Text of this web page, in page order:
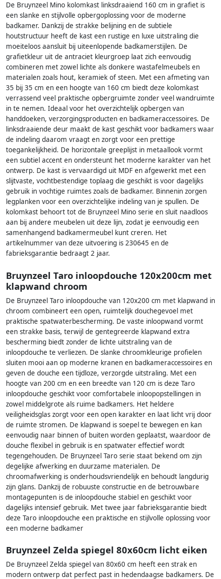
De Bruynzeel Mino kolomkast linksdraaiend 160 cm in grafiet is
een slanke en stijlvolle opbergoplossing voor de moderne
badkamer. Dankzij de strakke belijning en de subtiele
houtstructuur heeft de kast een rustige en luxe uitstraling die
moeiteloos aansluit bij uiteenlopende badkamerstijlen. De
grafietkleur uit de antraciet kleurgroep laat zich eenvoudig
combineren met zowel lichte als donkere wastafelmeubels en
materialen zoals hout, keramiek of steen. Met een afmeting van
35 bij 35 cm en een hoogte van 160 cm biedt deze kolomkast
verrassend veel praktische opbergruimte zonder veel wandruimte
in te nemen. Ideaal voor het overzichtelijk opbergen van
handdoeken, verzorgingsproducten en badkameraccessoires. De
linksdraaiende deur maakt de kast geschikt voor badkamers waar
de indeling daarom vraagt en zorgt voor een prettige
toegankelijkheid. De horizontale greeplijst in metaallook vormt
een subtiel accent en ondersteunt het moderne karakter van het
ontwerp. De kast is vervaardigd uit MDF en afgewerkt met een
slijtvaste, vochtbestendige toplaag die geschikt is voor dagelijks
gebruik in vochtige ruimtes zoals de badkamer. Binnenin zorgen
legplanken voor een overzichtelijke indeling van je spullen. De
kolomkast behoort tot de Bruynzeel Mino serie en sluit naadloos
aan bij andere meubelen uit deze lijn, zodat je eenvoudig een
samenhangend badkamermeubel kunt creren. Het
artikelnummer van deze uitvoering is 230645 en de
fabrieksgarantie bedraagt 2 jaar.
Bruynzeel Taro inloopdouche 120x200cm met
klapwand chroom
De Bruynzeel Taro inloopdouche van 120x200 cm met klapwand in
chroom combineert een open, ruimtelijk douchegevoel met
praktische spatwaterbescherming. De vaste inloopwand vormt
een strakke basis, terwijl de gentegreerde klapwand extra
bescherming biedt zonder de lichte uitstraling van de
inloopdouche te verliezen. De slanke chroomkleurige profielen
sluiten mooi aan op moderne kranen en badkameraccessoires en
geven de douche een tijdloze, verzorgde uitstraling. Met een
hoogte van 200 cm en een breedte van 120 cm is deze Taro
inloopdouche geschikt voor comfortabele inloopopstellingen in
zowel middelgrote als ruime badkamers. Het heldere
veiligheidsglas zorgt voor een open karakter en laat licht vrij door
de ruimte stromen. De klapwand is soepel te bewegen en kan
eenvoudig naar binnen of buiten worden geplaatst, waardoor de
douche flexibel in gebruik is en spatwater effectief wordt
tegengehouden. De Bruynzeel Taro serie staat bekend om zijn
degelijke afwerking en duurzame materialen. De
chroomafwerking is onderhoudsvriendelijk en behoudt langdurig
zijn glans. Dankzij de robuuste constructie en de betrouwbare
montagepunten is de inloopdouche stabiel en geschikt voor
dagelijks intensief gebruik. Met twee jaar fabrieksgarantie biedt
deze Taro inloopdouche een praktische en stijlvolle oplossing voor
een moderne badkamer
Bruynzeel Zelda spiegel 80x60cm licht eiken
De Bruynzeel Zelda spiegel van 80x60 cm heeft een strak en
modern ontwerp dat perfect past in hedendaagse badkamers. De